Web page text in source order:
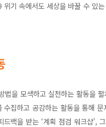
기 속에서도 세상을 바꿀 수 있
을 모색하고 실천하는 활동을
집하고 공감하는 활동을 통해
백을 받는 ‘계획 점검 워크샵’,